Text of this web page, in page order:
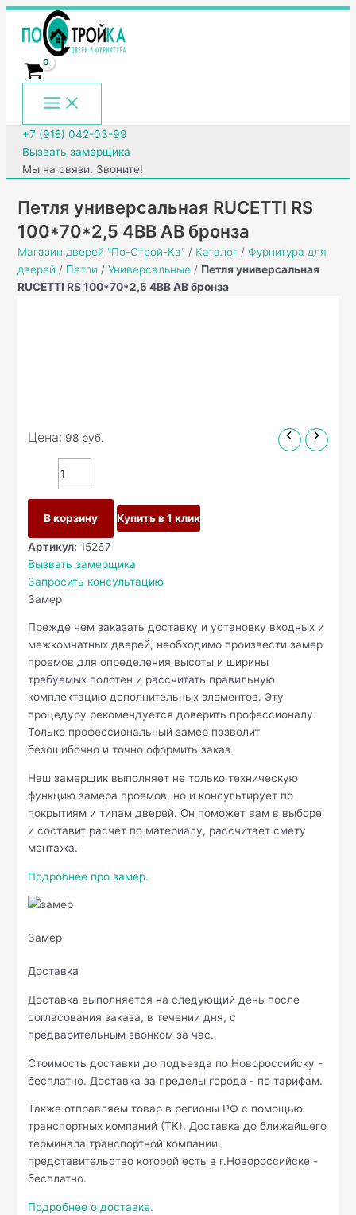
Перейти
содержимому
Main
Menu
+7 (918) 042-03-99
Вызвать замерщика
Мы на связи. Звоните!
Петля универсальная RUCETTI RS
100*70*2,5 4BB AB бронза
Магазин дверей "По-Строй-Ка"/ Каталог/ Фурнитура для
дверей / Петли / Универсальные / Петля универсальная
RUCETTI RS 100*70*2,5 4BB AB бронза
Цена: 98 руб.
Количество
товара
Петля
универсальная
RUCETTI
100*70*2,5
4BB
AB
бронза
В корзину Купить в 1 клик
Артикул: 15267
Вызвать замерщика
Запросить консультацию
Замер
Прежде чем заказать доставку и установку входных и
межкомнатных дверей, необходимо произвести замер
проемов для определения высоты и ширины
требуемых полотен и рассчитать правильную
комплектацию дополнительных элементов. Эту
процедуру рекомендуется доверить профессионалу.
Только профессиональный замер позволит
безошибочно и точно оформить заказ.
Наш замерщик выполняет не только техническую
функцию замера проемов, но и консультирует по
покрытиям и типам дверей. Он поможет вам в выборе
и составит расчет по материалу, рассчитает смету
монтажа.
Подробнее про замер.
Замер
Доставка
Доставка выполняется на следующий день после
согласования заказа, в течении дня, с
предварительным звонком за час.
Стоимость доставки до подъезда по Новороссийску -
бесплатно. Доставка за пределы города - по тарифам.
Также отправляем товар в регионы РФ с помощью
транспортных компаний (ТК). Доставка до ближайшего
терминала транспортной компании,
представительство которой есть в г.Новороссийске -
бесплатно.
Подробнее о доставке.